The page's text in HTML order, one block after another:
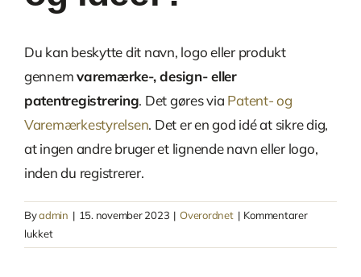
Du kan beskytte dit navn, logo eller produkt
gennemvaremærke-, design- eller
patentregistrering. Det gøres via Patent- og
Varemærkestyrelsen. Det er en god idé at sikre dig,
at ingen andre bruger et lignende navn eller logo,
inden du registrerer.
Byadmin | 15. november 2023 | Overordnet | Kommentarer
lukkettil
Hvordan